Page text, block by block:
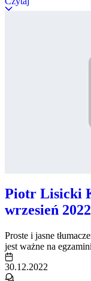
Piotr Lisicki
wrzesień 2022
Proste i jasne
jest ważne na
30.12.2022